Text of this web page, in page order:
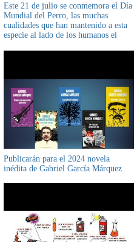
Este 21 de julio se conmemora el Día
Mundial del Perro, las muchas
cualidades que han mantenido a esta
especie al lado de los humanos el
Publicarán para el 2024 novela
inédita de Gabriel García Márquez